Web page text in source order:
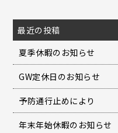
最近の投稿
夏季休暇のお知らせ
GW定休日のお知らせ
予防通行止めにより
年末年始休暇のお知らせ